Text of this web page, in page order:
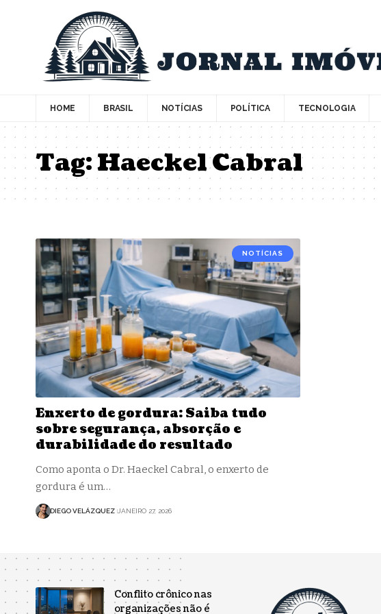
HOME BRASIL NOTÍCIAS POLÍTICA TECNOLOGIA
Tag:Haeckel Cabral
NOTÍCIAS
Enxerto de gordura: Saiba tudo
sobre segurança, absorção e
durabilidade do resultado
Como aponta o Dr. Haeckel Cabral, o enxerto de
gordura é um…
DIEGO VELÁZQUEZ JANEIRO 27, 2026
Conflito crônico nas
organizações não é